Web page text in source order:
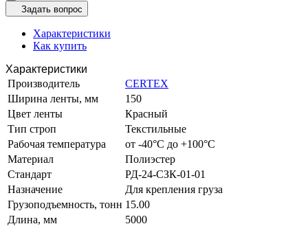
Задать вопрос
Характеристики
Как купить
Характеристики
Производитель
CERTEX
Ширина ленты, мм
150
Цвет ленты
Красный
Тип строп
Текстильные
Рабочая температура
от -40°C до +100°C
Материал
Полиэстер
Стандарт
РД-24-СЗК-01-01
Назначение
Для крепления груза
Грузоподъемность, тонн 15.00
Длина, мм
5000